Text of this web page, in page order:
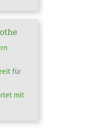
für
mit